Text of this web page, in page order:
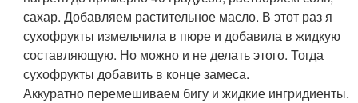
сахар. Добавляем растительное масло. В этот раз я
сухофрукты измельчила в пюре и добавила в жидкую
составляющую. Но можно и не делать этого. Тогда
сухофрукты добавить в конце замеса.
Аккуратно перемешиваем бигу и жидкие ингридиенты.